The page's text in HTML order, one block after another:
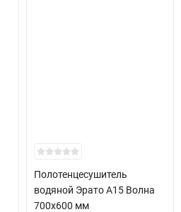
Полотенцесушитель
водяной Эрато А15 Волна
700х600 мм